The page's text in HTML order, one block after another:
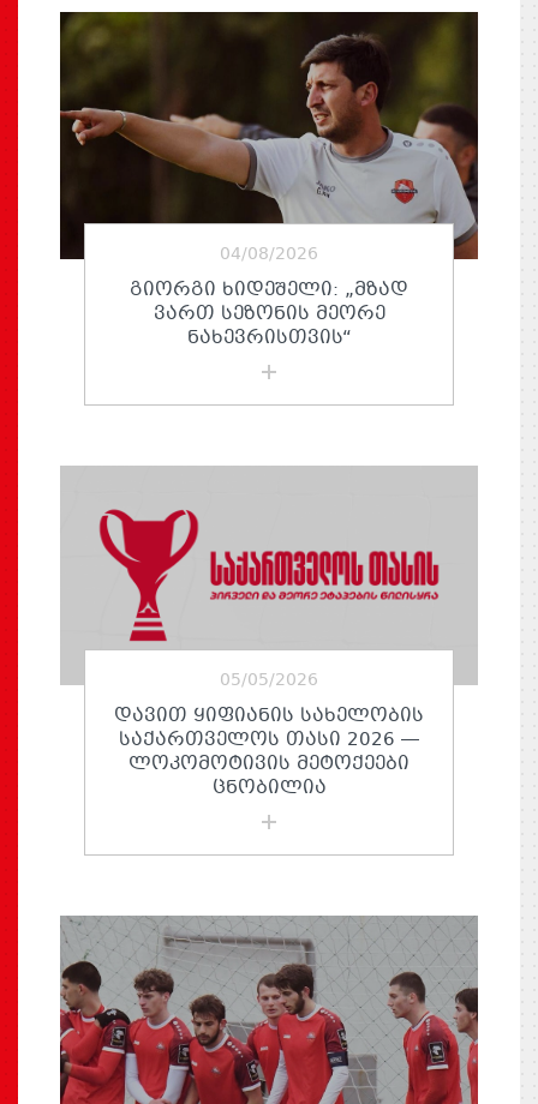
04/08/2026
ᲒᲘᲝᲠᲒᲘ ᲮᲘᲓᲔᲨᲔᲚᲘ: „ᲛᲖᲐᲓ
ᲕᲐᲠᲗ ᲡᲔᲖᲝᲜᲘᲡ ᲛᲔᲝᲠᲔ
ᲜᲐᲮᲔᲕᲠᲘᲡᲗᲕᲘᲡ“
05/05/2026
ᲓᲐᲕᲘᲗ ᲧᲘᲤᲘᲐᲜᲘᲡ ᲡᲐᲮᲔᲚᲝᲑᲘᲡ
ᲡᲐᲥᲐᲠᲗᲕᲔᲚᲝᲡ ᲗᲐᲡᲘ 2026 —
ᲚᲝᲙᲝᲛᲝᲢᲘᲕᲘᲡ ᲛᲔᲢᲝᲥᲔᲔᲑᲘ
ᲪᲜᲝᲑᲘᲚᲘᲐ